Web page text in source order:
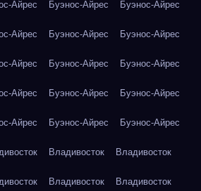
Айрес Буэнос-Айрес Буэнос-Айрес
Айрес Буэнос-Айрес Буэнос-Айрес
Айрес Буэнос-Айрес Буэнос-Айрес
Айрес Буэнос-Айрес Буэнос-Айрес
Айрес Буэнос-Айрес Буэнос-Айрес
Владивосток Владивосток
Владивосток Владивосток